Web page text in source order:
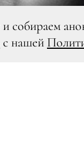
собираем
с нашей